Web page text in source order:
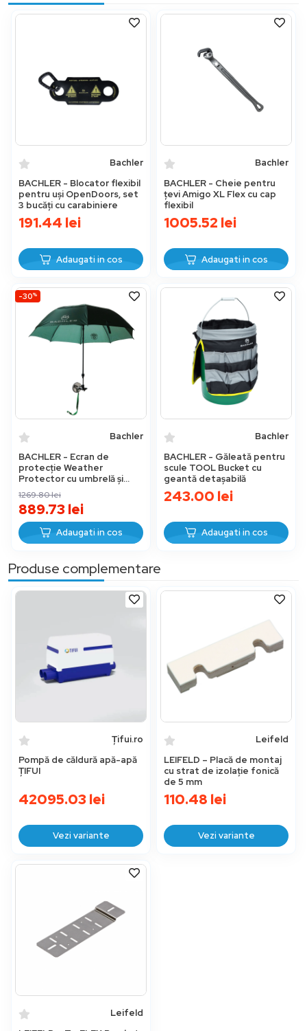
Bachler
BACHLER - Blocator flexibil
pentru uși OpenDoors, set
3 bucăți cu carabiniere
191.44 lei
Adaugati in cos
Bachler
BACHLER - Cheie pentru
țevi Amigo XL Flex cu cap
flexibil
1005.52 lei
Adaugati in cos
-30%
Bachler
BACHLER - Ecran de
protecție Weather
Protector cu umbrelă și
bază magnetică
1269.80lei
889.73lei
Adaugati in cos
Bachler
BACHLER - Găleată pentru
scule TOOL Bucket cu
geantă detașabilă
243.00 lei
Adaugati in cos
Produse complementare
Țifui.ro
Pompă de căldură apă-apă
ȚIFUI
42095.03lei
Vezi variante
Leifeld
LEIFELD – Placă de montaj
cu strat de izolație fonică
de 5 mm
110.48 lei
Vezi variante
Leifeld